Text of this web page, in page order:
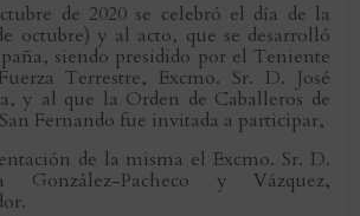
de 2020 se celebró el día de la
octubre) y al acto, que se desarrolló
siendo presidido por el Teniente
Terrestre, Excmo. Sr. D. José
y al que la Orden de Caballeros de
Fernando fue invitada a participar,
de la misma el Excmo. Sr. D.
González-Pacheco y Vázquez,